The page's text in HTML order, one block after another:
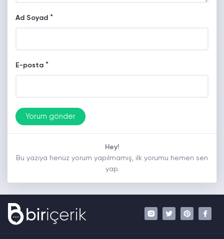
Ad Soyad *
E-posta *
Hey!
Bu yazıya henüz yorum yapılmamış, ilk yorumu hemen sen
yap.